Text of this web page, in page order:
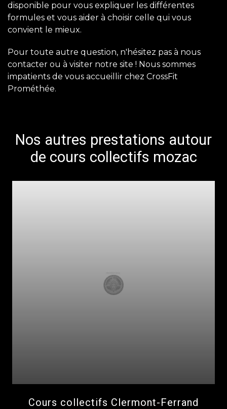
disponible pour vous expliquer les différentes
formules et vous aider à choisir celle qui vous
convient le mieux.
Pour toute autre question, n'hésitez pas à nous
contacter ou à visiter notre site ! Nous sommes
impatients de vous accueillir chez CrossFit
Prométhée.
Nos autres prestations autour
de cours collectifs mozac
Cours collectifs Clermont-Ferrand